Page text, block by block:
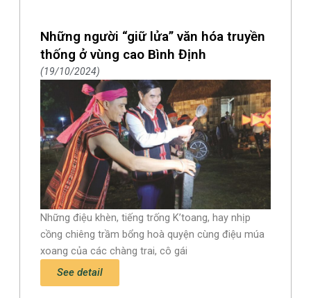
Những người “giữ lửa” văn hóa truyền
thống ở vùng cao Bình Định
19/10/2024
Những điệu khèn, tiếng trống K’toang, hay nhịp
cồng chiêng trầm bổng hoà quyện cùng điệu múa
xoang của các chàng trai, cô gái
See detail